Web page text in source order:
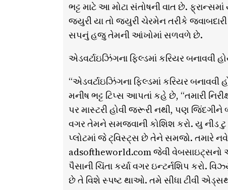
ભટ્ટ માટે આ મોટા સંતોષની વાત છે.
જ્યુરી યા તો જ્યુરી ચેરમેન તરીકે
સપનું હજુ તેમની આંખોમાં સળવળે છે.
એડવર્ટાઇઝિંગના ફિલ્ડમાં કરિયર બનાવવી
“એડવર્ટાઇઝિંગના ફિલ્ડમાં કરિયર
મનીષ ભટ્ટ ટિપ્સ આપતાં કહે છે, “તમારી
પર માસ્ટરી હોવી જરૂરી નથી, પણ જિંદગીને
વગર તેમને સમજવાની કોશિશ કરો. યુ નીડ
પ્લોટમાં જે ટ્વિસ્ટ્સ છે તેને સમજો. તમારે
adsoftheworld.com જેવી
પૈસાની ચિંતા કર્યા વગર ઇન્ટર્નશિપ
છે તે વિશે સ્પષ્ટ થાઓ. તમે સીધા ટીવી